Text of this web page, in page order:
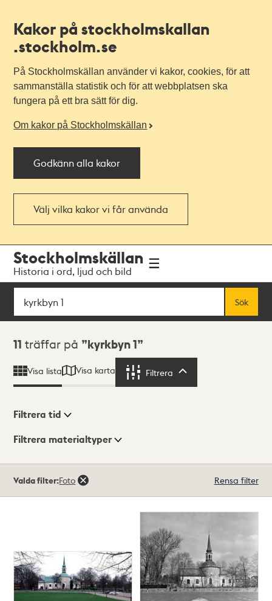
Kakor på stockholmskallan
.stockholm.se
På Stockholmskällan använder vi kakor, cookies, för att
sammanställa statistik och för att webbplatsen ska
fungera på ett bra sätt för dig.
Om kakor på Stockholmskällan
Godkänn alla kakor
Välj vilka kakor vi får använda
navigationen
huvudinnehållet
Stockholmskällan
Historia i ord, ljud och bild
Sök
Sök
Sökresultat
11 träffar på kyrkbyn 1
Visa lista Visa karta Filtrera
Visningsläge
Filtrera tid
Filtrera materialtyper
träffar
Valda filter:Foto Rensa filter